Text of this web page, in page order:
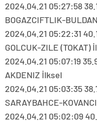
2024.04.21 05:27:58
BOGAZCIFTLIK-
2024.04.21 05:22:31
GOLCUK-ZILE (TOKAT)
2024.04.21 05:07:19
AKDENIZ İlksel
2024.04.21 05:03:35
SARAYBAHCE-
2024.04.21 05:02:09